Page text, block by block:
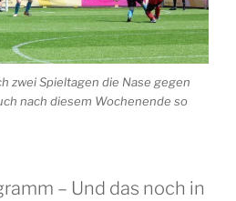
zwei Spieltagen die Nase gegen
nach diesem Wochenende so
– Und das noch in